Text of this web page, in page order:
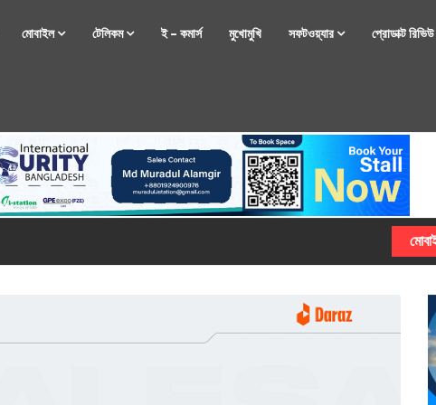
মোবাইল টেলিকম ই – কমার্স মুখোমুখি সফটওয়্যার প্রোডাক্ট রিভিউ